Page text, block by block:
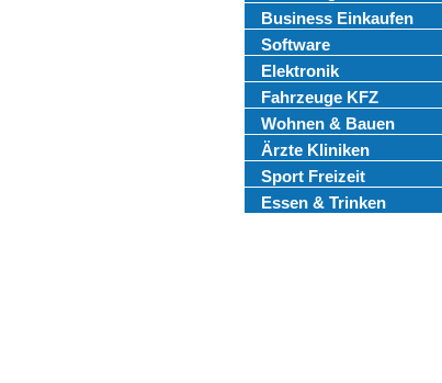
Business Einkaufen
Software
Elektronik
Fahrzeuge KFZ
Wohnen & Bauen
Ärzte Kliniken
Sport Freizeit
Essen & Trinken